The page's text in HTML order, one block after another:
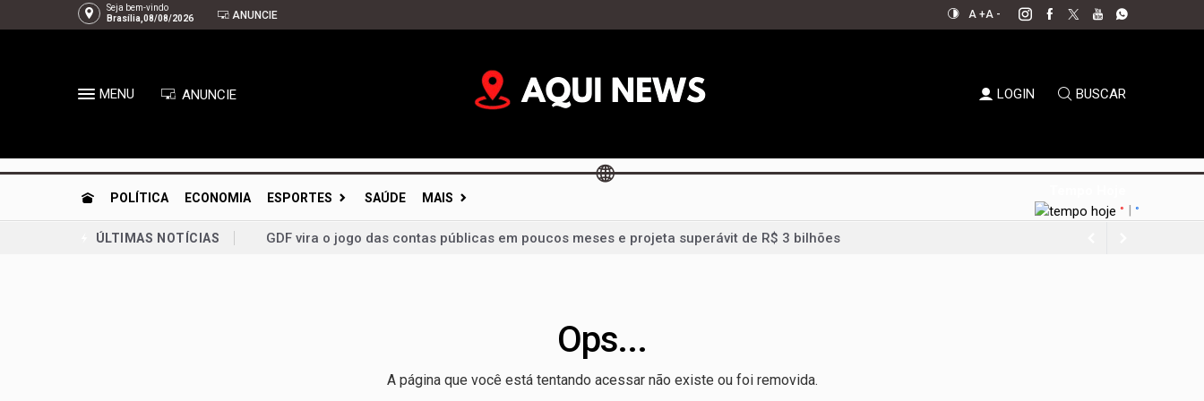
Seja bem-vindo
Brasília,08/08/2026
ANUNCIE A +A -
MENU ANUNCIE LOGIN BUSCAR
POLÍTICA ECONOMIA ESPORTES SAÚDE MAIS
° | °
ÚLTIMAS NOTÍCIAS
GDF vira o jogo das contas públicas em poucos meses e projeta superávit de R$ 3 bilhões
Congresso retoma atividades, mas votações ficam para depois e calendário eleitoral aperta espaço para decisões
Bia Kicis, não é assim: portas fechadas geram críticas e colocam diálogo político em xeque
Ops...
A página que você está tentando acessar não existe ou foi removida.